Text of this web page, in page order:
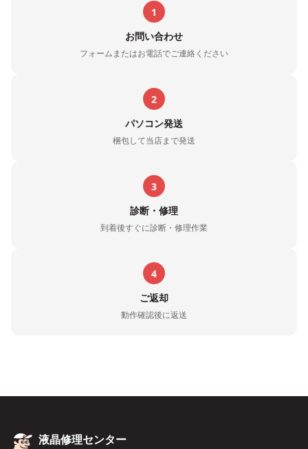
1
お問い合わせ
フォームまたはお電話でご連絡ください
2
パソコン発送
梱包して当店まで発送
3
診断・修理
到着後すぐに診断・修理作業
4
ご返却
動作確認後に返送
液晶修理センター